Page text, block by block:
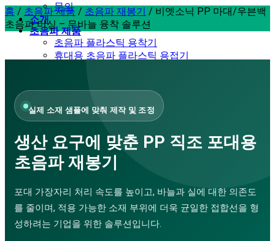
문의
소개
초음파 제품
초음파 플라스틱 용착기
휴대용 초음파 플라스틱 용접기
초음파 커팅기
초음파 납땜기
초음파 세척기
금속 초음파 용착기
부직포 가방 생산 라인
서비스
기업 교육
기계 가공
수리 · 유지보수
방수
홈 / 초음파 제품 / 초음파 재봉기 / 비엣소닉 PP 마대/우븐백
초음파 미싱 – 무바늘 융착 솔루션
실제 소재 샘플에 맞춰 제작 및 조정
생산 요구에 맞춘 PP 직조 포대용
초음파 재봉기
포대 가장자리 처리 속도를 높이고, 바늘과 실에 대한 의존도
를 줄이며, 적용 가능한 소재 부위에 더욱 균일한 접합선을 형
성하려는 기업을 위한 솔루션입니다.